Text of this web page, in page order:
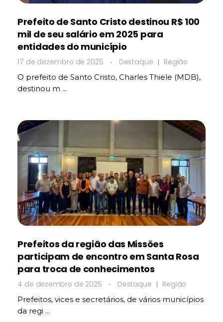
Prefeito de Santo Cristo destinou R$ 100
mil de seu salário em 2025 para
entidades do município
17 de dezembro de 2025 Destaque Região
O prefeito de Santo Cristo, Charles Thiele (MDB),
destinou m ...
Prefeitos da região das Missões
participam de encontro em Santa Rosa
para troca de conhecimentos
4 de dezembro de 2025 Destaque Região
Prefeitos, vices e secretários, de vários municípios
da regi ...